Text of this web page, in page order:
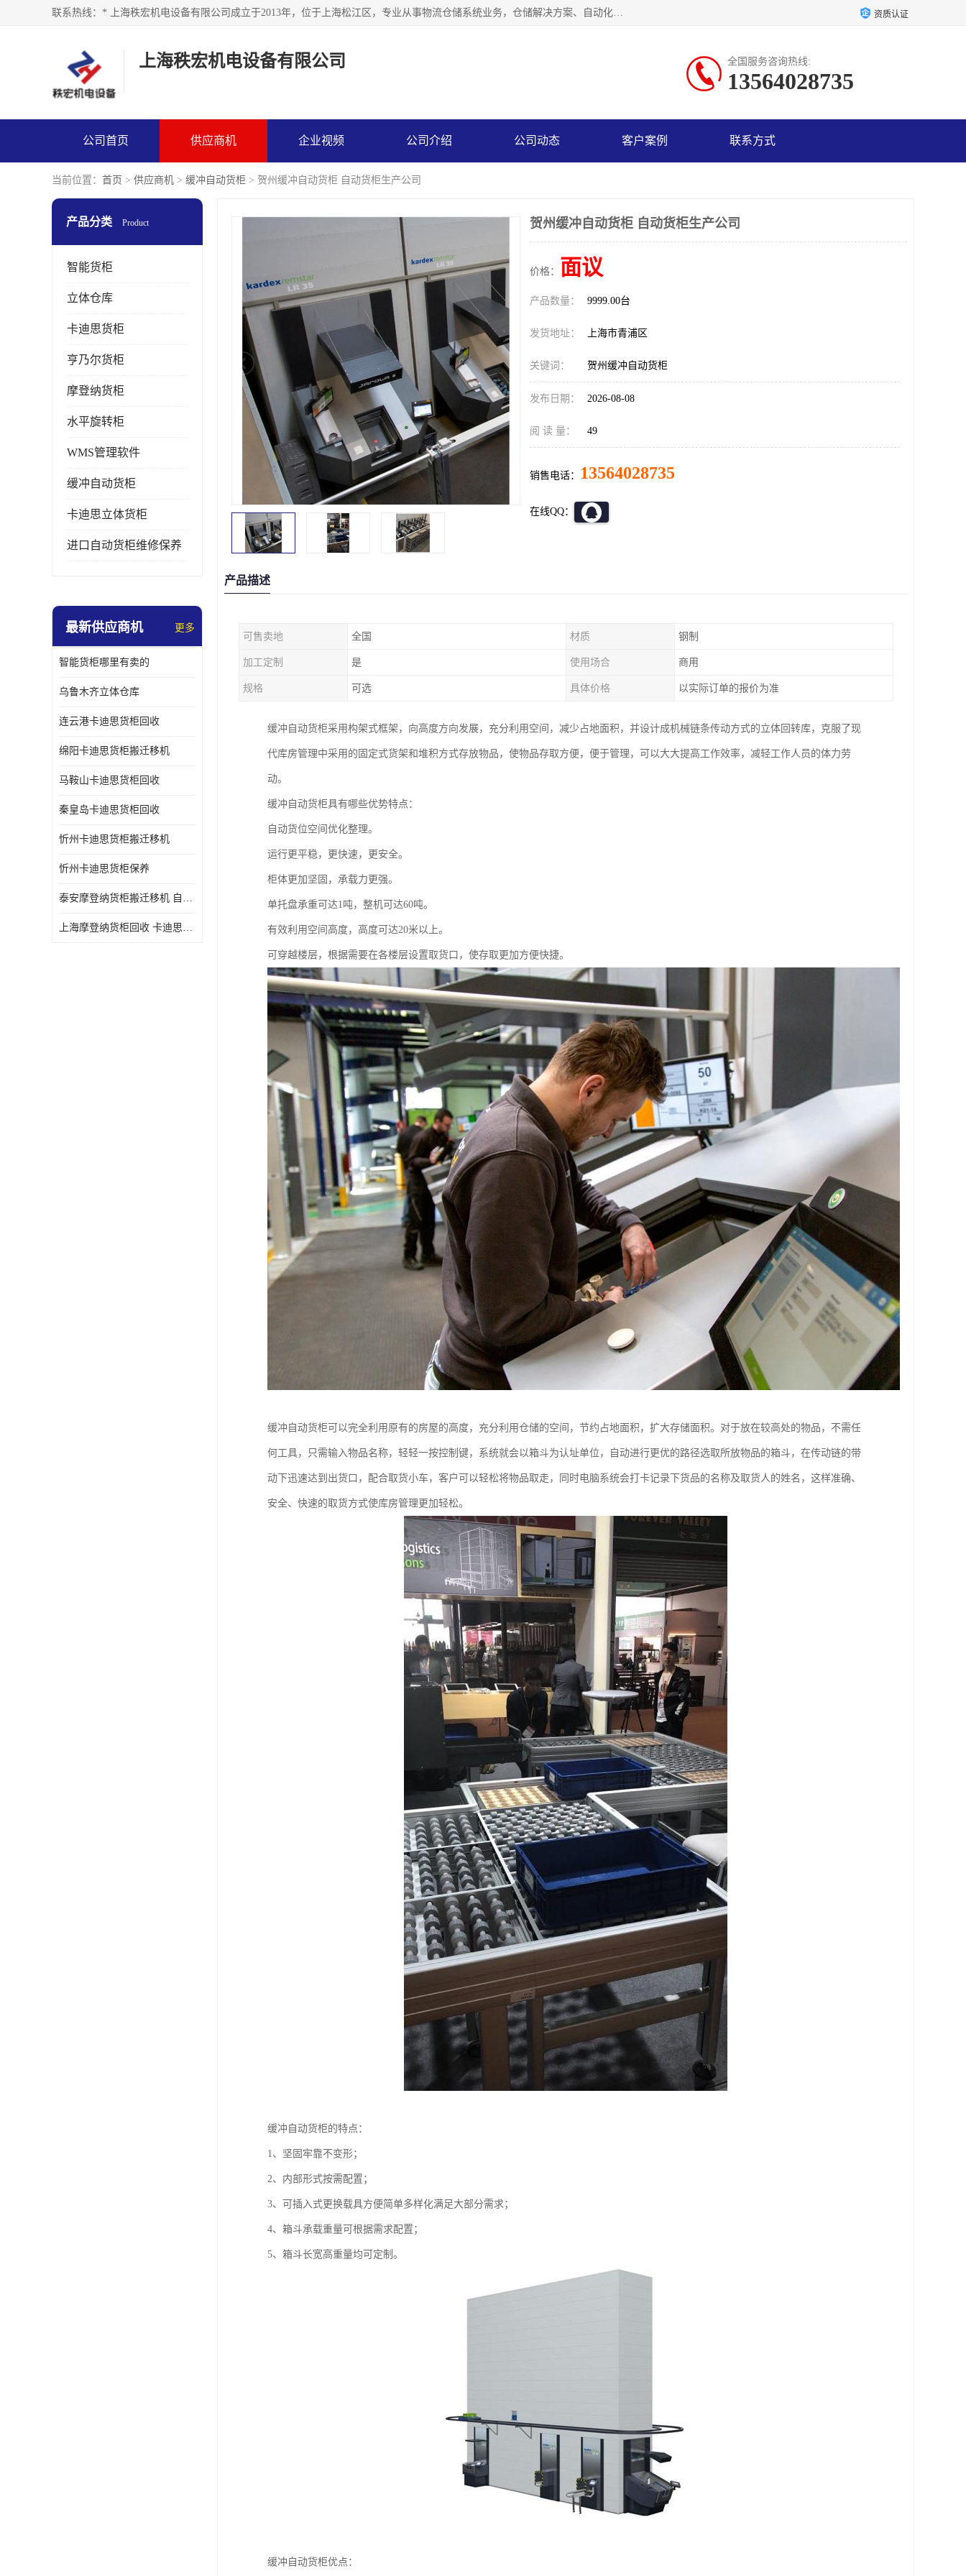
联系热线：* 上海秩宏机电设备有限公司成立于2013年，位于上海松江区，专业从事物流仓储系统业务，仓储解决方案、自动化仓储设备、自动货柜、立体货柜等。 资质认证
上海秩宏机电设备有限公司 全国服务咨询热线:
13564028735
公司首页 供应商机 企业视频 公司介绍 公司动态 客户案例 联系方式
当前位置： 首页 > 供应商机 > 缓冲自动货柜 > 贺州缓冲自动货柜 自动货柜生产公司
产品分类 Product
智能货柜
立体仓库
卡迪思货柜
亨乃尔货柜
摩登纳货柜
水平旋转柜
WMS管理软件
缓冲自动货柜
卡迪思立体货柜
进口自动货柜维修保养
最新供应商机 更多
智能货柜哪里有卖的
乌鲁木齐立体仓库
连云港卡迪思货柜回收
绵阳卡迪思货柜搬迁移机
马鞍山卡迪思货柜回收
秦皇岛卡迪思货柜回收
忻州卡迪思货柜搬迁移机
忻州卡迪思货柜保养
泰安摩登纳货柜搬迁移机 自动立体仓储货柜回收
上海摩登纳货柜回收 卡迪思货柜回收
贺州缓冲自动货柜 自动货柜生产公司
价格： 面议
产品数量： 9999.00台
发货地址： 上海市青浦区
关键词： 贺州缓冲自动货柜
发布日期： 2026-08-08
阅 读 量： 49
销售电话： 13564028735
在线QQ：
产品描述
可售卖地 全国 材质 钢制
加工定制 是 使用场合 商用
规格 可选 具体价格 以实际订单的报价为准
缓冲自动货柜采用构架式框架，向高度方向发展，充分利用空间，减少占地面积，并设计成机械链条传动方式的立体回转库，克服了现
代库房管理中采用的固定式货架和堆积方式存放物品，使物品存取方便，便于管理，可以大大提高工作效率，减轻工作人员的体力劳
动。
缓冲自动货柜具有哪些优势特点：
自动货位空间优化整理。
运行更平稳，更快速，更安全。
柜体更加坚固，承载力更强。
单托盘承重可达1吨，整机可达60吨。
有效利用空间高度，高度可达20米以上。
可穿越楼层，根据需要在各楼层设置取货口，使存取更加方便快捷。
缓冲自动货柜可以完全利用原有的房屋的高度，充分利用仓储的空间，节约占地面积，扩大存储面积。对于放在较高处的物品，不需任
何工具，只需输入物品名称，轻轻一按控制键，系统就会以箱斗为认址单位，自动进行更优的路径选取所放物品的箱斗，在传动链的带
动下迅速达到出货口，配合取货小车，客户可以轻松将物品取走，同时电脑系统会打卡记录下货品的名称及取货人的姓名，这样准确、
安全、快速的取货方式使库房管理更加轻松。
缓冲自动货柜的特点：
1、坚固牢靠不变形；
2、内部形式按需配置；
3、可插入式更换载具方便简单多样化满足大部分需求；
4、箱斗承载重量可根据需求配置；
5、箱斗长宽高重量均可定制。
缓冲自动货柜优点：